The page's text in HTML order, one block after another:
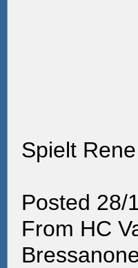
Spielt
Posted 28/
From HC